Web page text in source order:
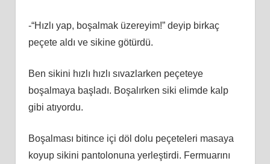
-“Hızlı yap, boşalmak üzereyim!” deyip birkaç
peçete aldı ve sikine götürdü.
Ben sikini hızlı hızlı sıvazlarken peçeteye
boşalmaya başladı. Boşalırken siki elimde kalp
gibi atıyordu.
Boşalması bitince içi döl dolu peçeteleri masaya
koyup sikini pantolonuna yerleştirdi. Fermuarını